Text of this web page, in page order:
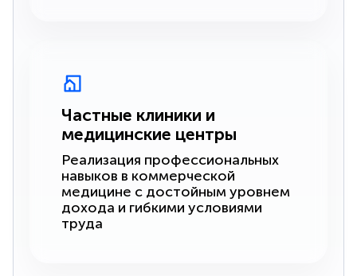
Частные клиники и
медицинские центры
Реализация профессиональных
навыков в коммерческой
медицине с достойным уровнем
дохода и гибкими условиями
труда